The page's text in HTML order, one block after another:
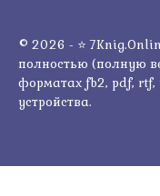
© 2026 - ⭐
полностью (полную
форматах fb2, pdf, rtf,
устройства.